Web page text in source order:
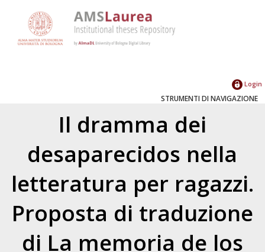
Login
STRUMENTI DI NAVIGAZIONE
Il dramma dei
desaparecidos nella
letteratura per ragazzi.
Proposta di traduzione
di La memoria de los